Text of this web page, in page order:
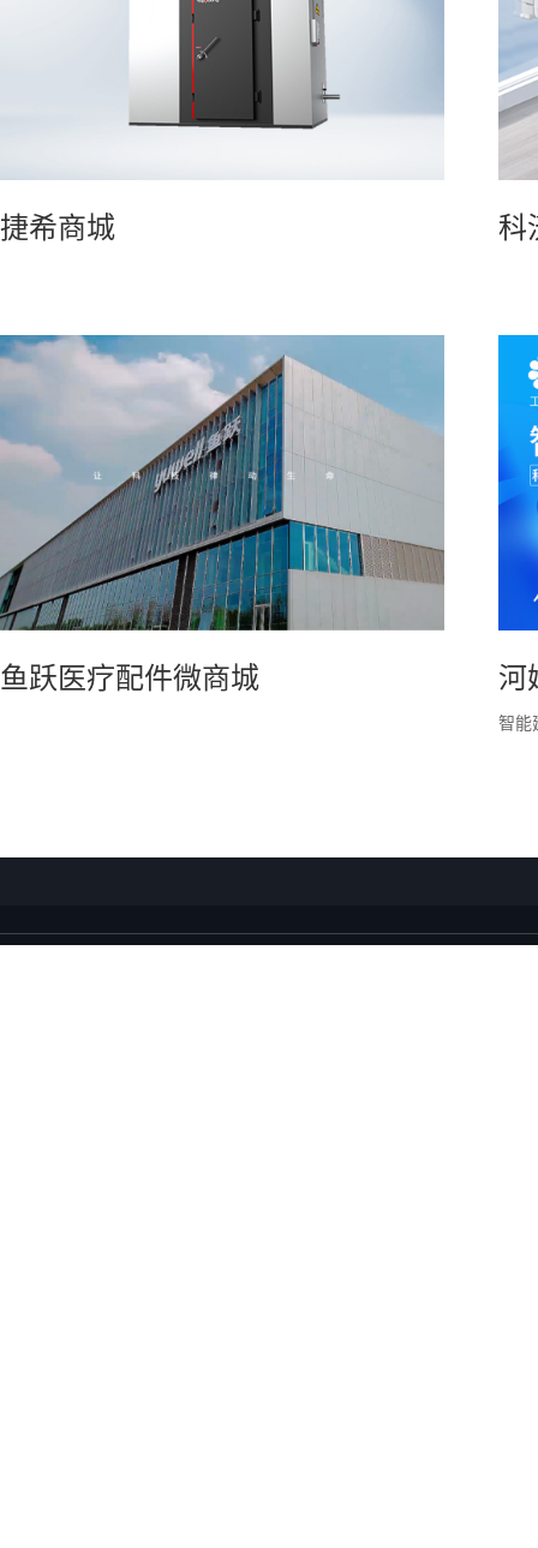
捷希商城 科
鱼跃医疗配件微商城 河
智能